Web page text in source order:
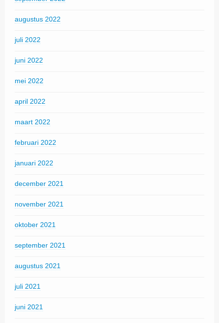
augustus 2022
juli 2022
juni 2022
mei 2022
april 2022
maart 2022
februari 2022
januari 2022
december 2021
november 2021
oktober 2021
september 2021
augustus 2021
juli 2021
juni 2021